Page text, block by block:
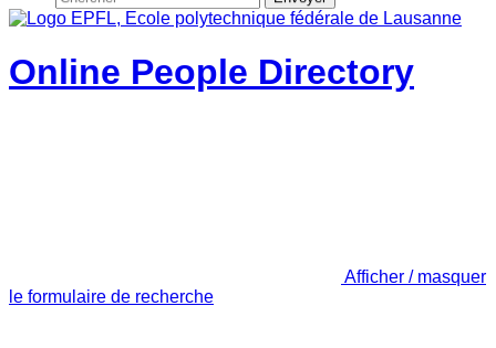
Online People Directory
Afficher / masquer
le formulaire de recherche